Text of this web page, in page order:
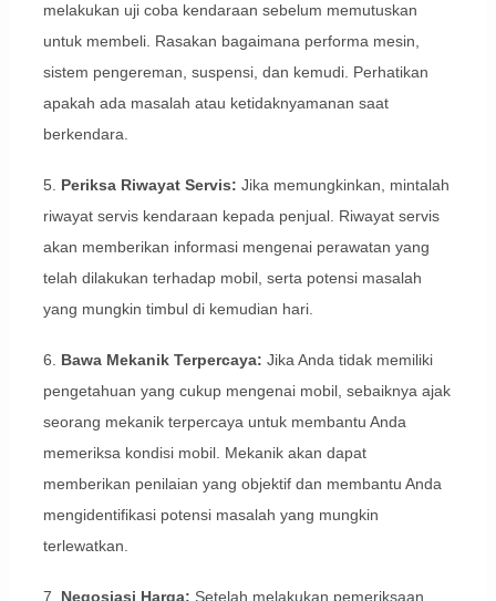
melakukan uji coba kendaraan sebelum memutuskan
untuk membeli. Rasakan bagaimana performa mesin,
sistem pengereman, suspensi, dan kemudi. Perhatikan
apakah ada masalah atau ketidaknyamanan saat
berkendara.
5. Periksa Riwayat Servis: Jika memungkinkan, mintalah
riwayat servis kendaraan kepada penjual. Riwayat servis
akan memberikan informasi mengenai perawatan yang
telah dilakukan terhadap mobil, serta potensi masalah
yang mungkin timbul di kemudian hari.
6. Bawa Mekanik Terpercaya: Jika Anda tidak memiliki
pengetahuan yang cukup mengenai mobil, sebaiknya ajak
seorang mekanik terpercaya untuk membantu Anda
memeriksa kondisi mobil. Mekanik akan dapat
memberikan penilaian yang objektif dan membantu Anda
mengidentifikasi potensi masalah yang mungkin
terlewatkan.
7. Negosiasi Harga: Setelah melakukan pemeriksaan